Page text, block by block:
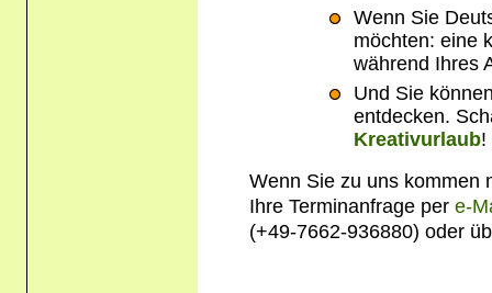
Wenn Sie
möchten: eine
während Ihres
Und Sie
entdecken.
Kreativurlaub!
Wenn Sie zu uns kommen
Ihre Terminanfrage pere-
(+49-7662-936880) oder